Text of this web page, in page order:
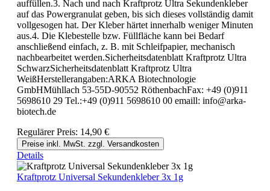
auffüllen.3. Nach und nach Kraftprotz Ultra Sekundenkleber
auf das Powergranulat geben, bis sich dieses vollständig damit
vollgesogen hat. Der Kleber härtet innerhalb weniger Minuten
aus.4. Die Klebestelle bzw. Füllfläche kann bei Bedarf
anschließend einfach, z. B. mit Schleifpapier, mechanisch
nachbearbeitet werden.Sicherheitsdatenblatt Kraftprotz Ultra
SchwarzSicherheitsdatenblatt Kraftprotz Ultra
WeißHerstellerangaben:ARKA Biotechnologie
GmbHMühllach 53-55D-90552 RöthenbachFax: +49 (0)911
5698610 29 Tel.:+49 (0)911 5698610 00 emaill: info@arka-
biotech.de
Regulärer Preis: 14,90 €
Preise inkl. MwSt. zzgl. Versandkosten
Details
Kraftprotz Universal Sekundenkleber 3x 1g